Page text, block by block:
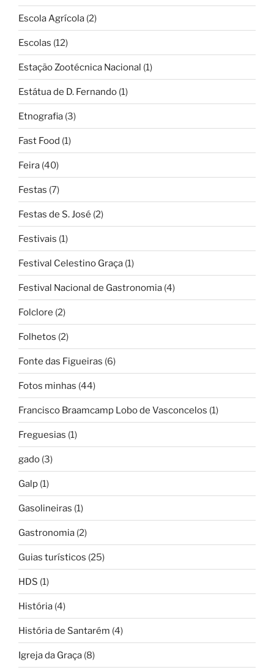
Escola Agrícola (2)
Escolas (12)
Estação Zootécnica Nacional (1)
Estátua de D. Fernando (1)
Etnografia (3)
Fast Food (1)
Feira (40)
Festas (7)
Festas de S. José (2)
Festivais (1)
Festival Celestino Graça (1)
Festival Nacional de Gastronomia (4)
Folclore (2)
Folhetos (2)
Fonte das Figueiras (6)
Fotos minhas (44)
Francisco Braamcamp Lobo de Vasconcelos (1)
Freguesias (1)
gado (3)
Galp (1)
Gasolineiras (1)
Gastronomia (2)
Guias turísticos (25)
HDS (1)
História (4)
História de Santarém (4)
Igreja da Graça (8)